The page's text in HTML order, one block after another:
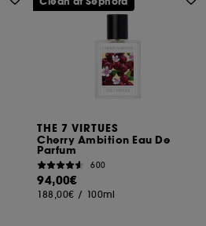
THE 7 VIRTUES
Cherry Ambition Eau De
Parfum
600
94,00€
188,00€ / 100ml